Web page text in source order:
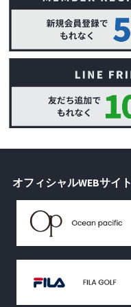
オフィシャルWEBサイト